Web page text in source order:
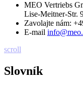
MEO Vertriebs
Lise-Meitner-Str.
Zavolajte nám:
E-mail
scroll
Slovník